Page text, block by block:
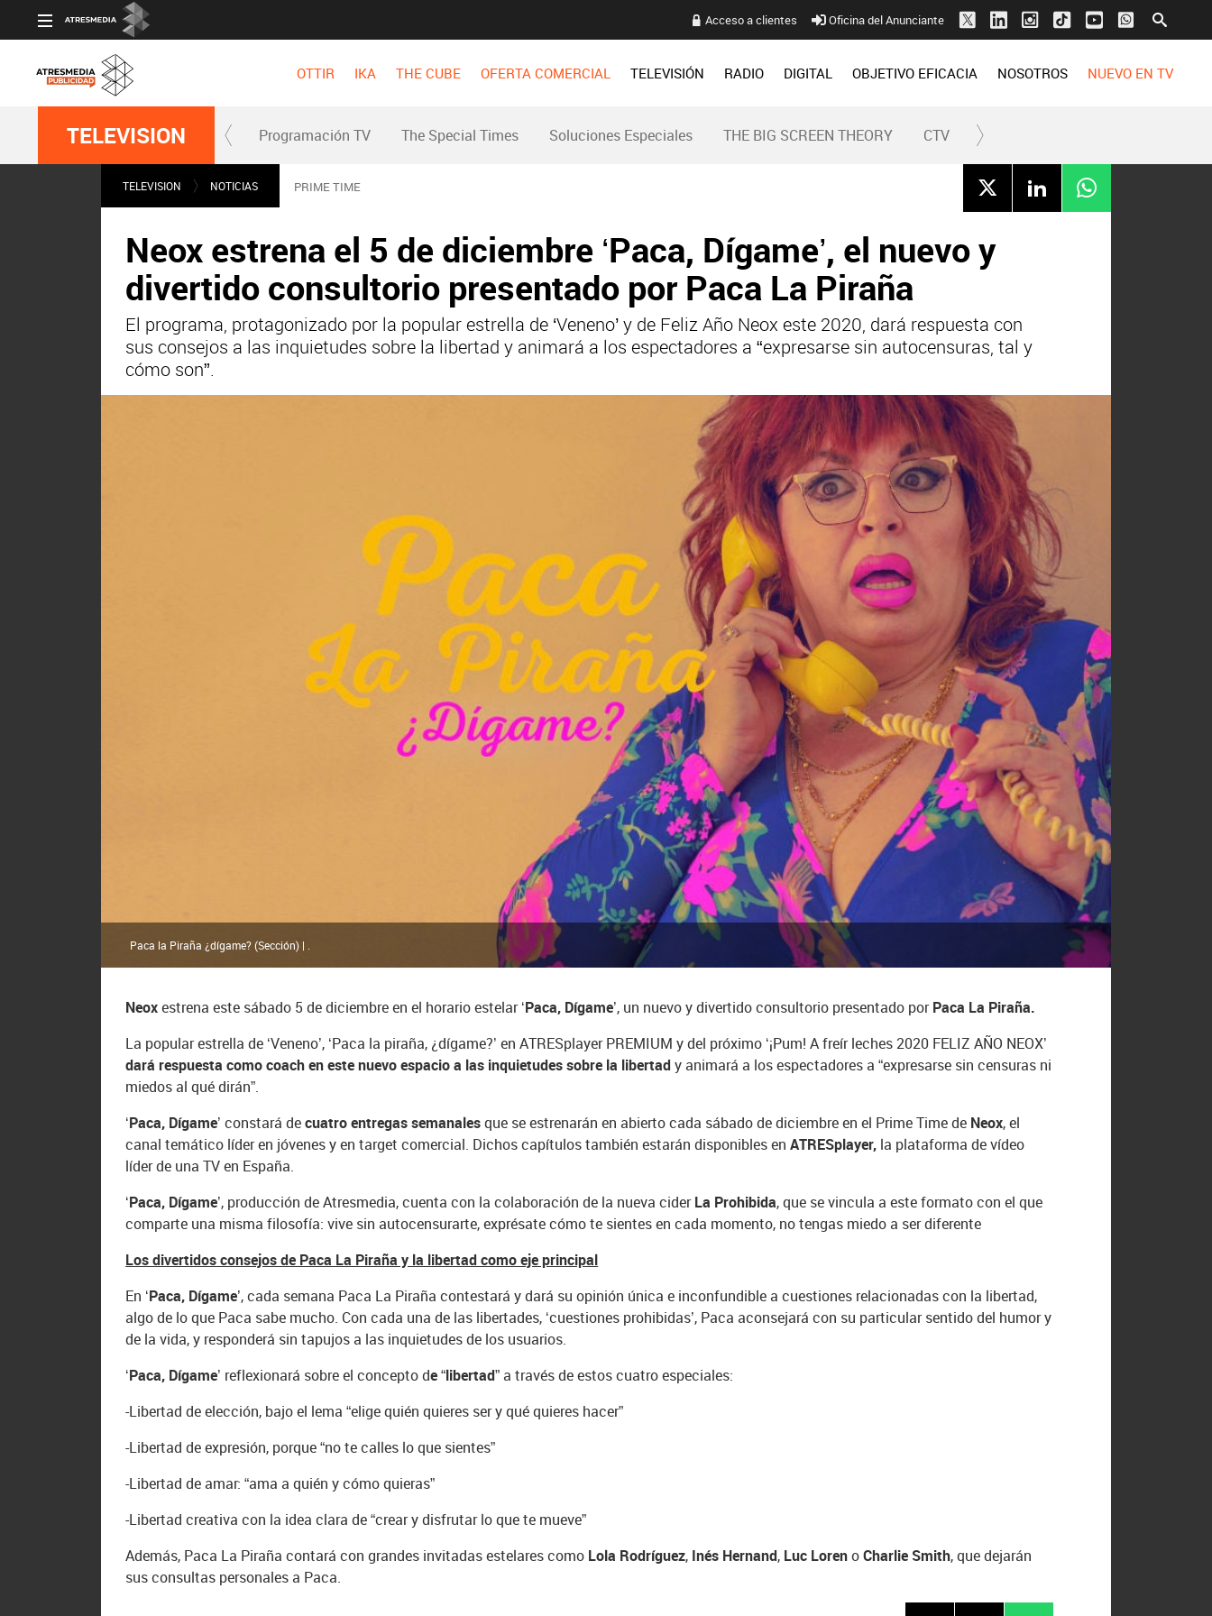
Acceso a clientes Oficina del Anunciante
OTTIR IKA THE CUBE OFERTA COMERCIAL TELEVISIÓN RADIO DIGITAL OBJETIVO EFICACIA NOSOTROS NUEVO EN TV
TELEVISION Programación TV The Special Times Soluciones Especiales THE BIG SCREEN THEORY CTV
TELEVISION NOTICIAS PRIME TIME
Neox estrena el 5 de diciembre ‘Paca, Dígame’, el nuevo y
divertido consultorio presentado por Paca La Piraña
El programa, protagonizado por la popular estrella de ‘Veneno’ y de Feliz Año Neox este 2020, dará respuesta con
sus consejos a las inquietudes sobre la libertad y animará a los espectadores a “expresarse sin autocensuras, tal y
cómo son”.
Paca la Piraña ¿dígame? (Sección) | .
Neoxestrena este sábado 5 de diciembre en el horario estelar‘Paca, Dígame’, un nuevo y divertido consultorio presentado porPaca La Piraña.
La popular estrella de ‘Veneno’, ‘Paca la piraña, ¿dígame?’ en ATRESplayer PREMIUM y del próximo ‘¡Pum! A freír leches 2020 FELIZ AÑO NEOX’
dará respuesta como coach en este nuevo espacio a las inquietudes sobre la libertady animará a los espectadores a “expresarse sin censuras ni
miedos al qué dirán”.
‘Paca, Dígame’ constará decuatro entregas semanalesque se estrenarán en abierto cada sábado de diciembre en el Prime Time de Neox, el
canal temático líder en jóvenes y en target comercial. Dichos capítulos también estarán disponibles enATRESplayer, la plataforma de vídeo
líder de una TV en España.
‘Paca, Dígame’, producción de Atresmedia, cuenta con la colaboración de la nueva ciderLa Prohibida, que se vincula a este formato con el que
comparte una misma filosofía: vive sin autocensurarte, exprésate cómo te sientes en cada momento, no tengas miedo a ser diferente
Los divertidos consejos de Paca La Piraña y la libertad como eje principal
En ‘Paca, Dígame’, cada semana Paca La Piraña contestará y dará su opinión única e inconfundible a cuestiones relacionadas con la libertad,
algo de lo que Paca sabe mucho. Con cada una de las libertades, ‘cuestiones prohibidas’, Paca aconsejará con su particular sentido del humor y
de la vida, y responderá sin tapujos a las inquietudes de los usuarios.
‘Paca, Dígame’ reflexionará sobre el concepto de “libertad”a través de estos cuatro especiales:
-Libertad de elección, bajo el lema “elige quién quieres ser y qué quieres hacer”
-Libertad de expresión, porque “no te calles lo que sientes”
-Libertad de amar: “ama a quién y cómo quieras”
-Libertad creativa con la idea clara de “crear y disfrutar lo que te mueve”
Además, Paca La Piraña contará con grandes invitadas estelares como Lola Rodríguez, Inés Hernand, Luc LorenoCharlie Smith, que dejarán
sus consultas personales a Paca.